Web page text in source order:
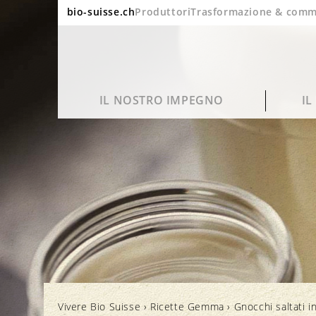
bio-suisse.chProduttoriTrasformazione &
IL NOSTRO IMPEGNO IL
Sostenibilità
Qualità e gusto
Salute
Domande frequenti
Lavorazione e imballaggio
Marchi e controllo
Ritratto
Bio in cifre
Rapporto annuale
Blog
Cinema
Vivere Bio Suisse ›Ricette Gemma ›Gnocchi saltati